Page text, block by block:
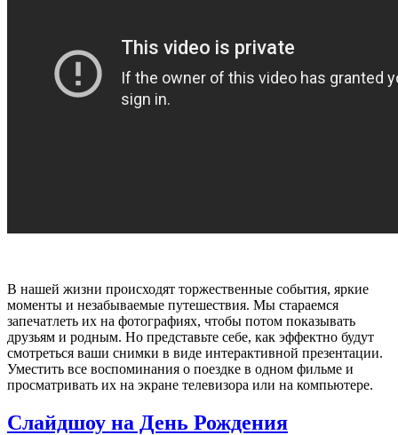
В нашей жизни происходят торжественные события, яркие
моменты и незабываемые путешествия. Мы стараемся
запечатлеть их на фотографиях, чтобы потом показывать
друзьям и родным. Но представьте себе, как эффектно будут
смотреться ваши снимки в виде интерактивной презентации.
Уместить все воспоминания о поездке в одном фильме и
просматривать их на экране телевизора или на компьютере.
Слайдшоу на День Рождения